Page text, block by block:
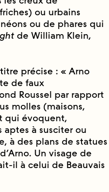
ou urbains
ou de phares qui
de William Klein,
précise : « Arno
de faux
Roussel par rapport
molles (maisons,
qui évoquent,
aptes à susciter ou
à des plans de statues
Un visage de
il à celui de Beauvais